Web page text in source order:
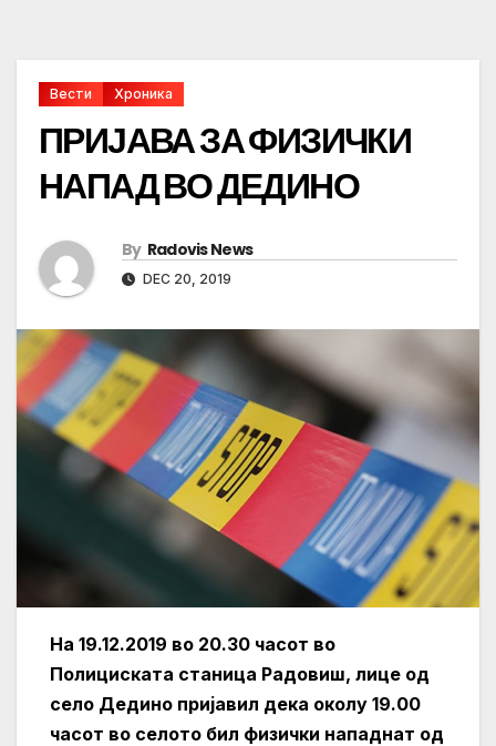
Вести Хроника
ПРИЈАВА ЗА ФИЗИЧКИ
НАПАД ВО ДЕДИНО
By Radovis News
DEC 20, 2019
На 19.12.2019 во 20.30 часот во
Полициската станица Радовиш, лице од
село Дедино пријавил дека околу 19.00
часот во селото бил физички нападнат од